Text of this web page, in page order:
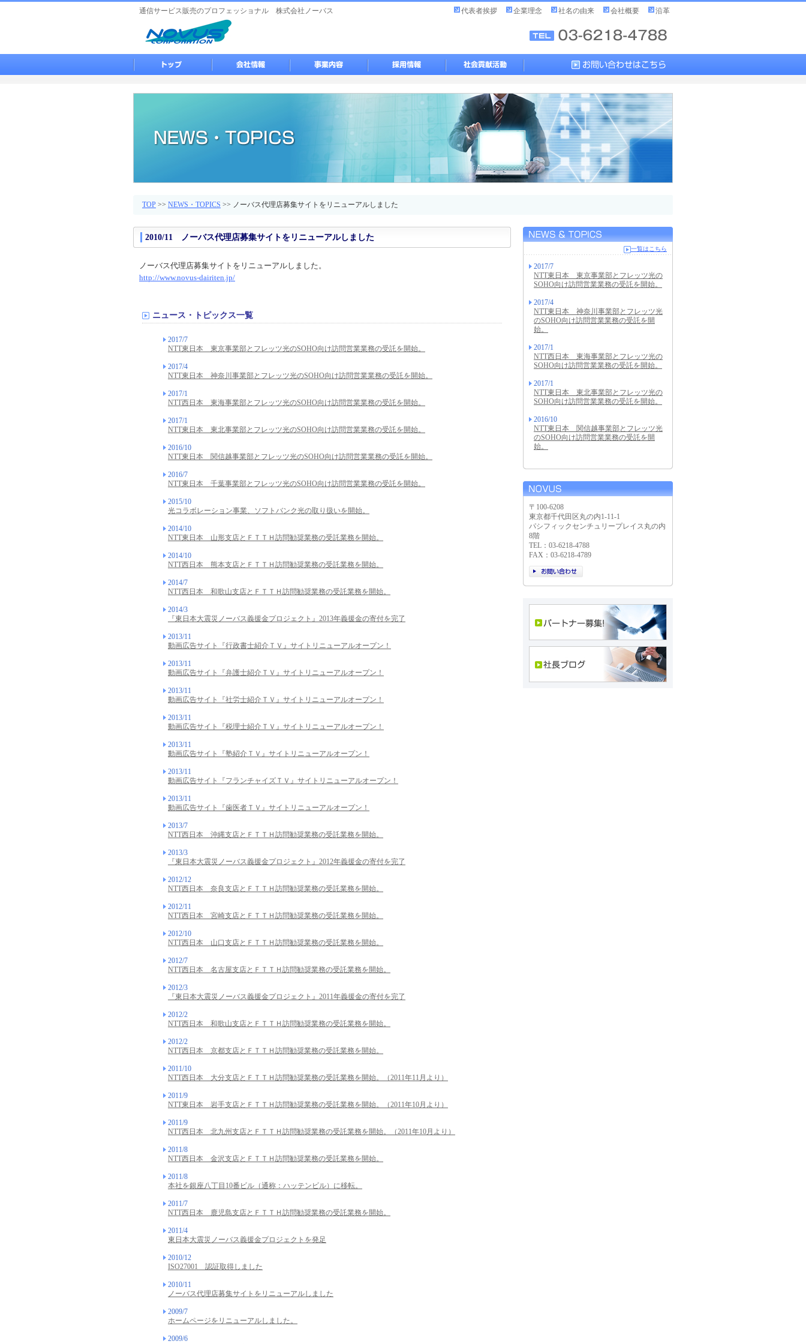
通信サービス販売のプロフェッショナル 株式会社ノーバス 代表者挨拶 企業理念 社名の由来 会社概要 沿革
TOP >> NEWS・TOPICS >> ノーバス代理店募集サイトをリニューアルしました
2010/11 ノーバス代理店募集サイトをリニューアルしました
ノーバス代理店募集サイトをリニューアルしました。
http://www.novus-dairiten.jp/
ニュース・トピックス一覧
2017/7
NTT東日本 東京事業部とフレッツ光のSOHO向け訪問営業業務の受託を開始。
2017/4
NTT東日本 神奈川事業部とフレッツ光のSOHO向け訪問営業業務の受託を開始。
2017/1
NTT西日本 東海事業部とフレッツ光のSOHO向け訪問営業業務の受託を開始。
2017/1
NTT東日本 東北事業部とフレッツ光のSOHO向け訪問営業業務の受託を開始。
2016/10
NTT東日本 関信越事業部とフレッツ光のSOHO向け訪問営業業務の受託を開始。
2016/7
NTT東日本 千葉事業部とフレッツ光のSOHO向け訪問営業業務の受託を開始。
2015/10
光コラボレーション事業、ソフトバンク光の取り扱いを開始。
2014/10
NTT東日本 山形支店とＦＴＴＨ訪問勧奨業務の受託業務を開始。
2014/10
NTT西日本 熊本支店とＦＴＴＨ訪問勧奨業務の受託業務を開始。
2014/7
NTT西日本 和歌山支店とＦＴＴＨ訪問勧奨業務の受託業務を開始。
2014/3
『東日本大震災ノーバス義援金プロジェクト』2013年義援金の寄付を完了
2013/11
動画広告サイト『行政書士紹介ＴＶ』サイトリニューアルオープン！
2013/11
動画広告サイト『弁護士紹介ＴＶ』サイトリニューアルオープン！
2013/11
動画広告サイト『社労士紹介ＴＶ』サイトリニューアルオープン！
2013/11
動画広告サイト『税理士紹介ＴＶ』サイトリニューアルオープン！
2013/11
動画広告サイト『塾紹介ＴＶ』サイトリニューアルオープン！
2013/11
動画広告サイト『フランチャイズＴＶ』サイトリニューアルオープン！
2013/11
動画広告サイト『歯医者ＴＶ』サイトリニューアルオープン！
2013/7
NTT西日本 沖縄支店とＦＴＴＨ訪問勧奨業務の受託業務を開始。
2013/3
『東日本大震災ノーバス義援金プロジェクト』2012年義援金の寄付を完了
2012/12
NTT西日本 奈良支店とＦＴＴＨ訪問勧奨業務の受託業務を開始。
2012/11
NTT西日本 宮崎支店とＦＴＴＨ訪問勧奨業務の受託業務を開始。
2012/10
NTT西日本 山口支店とＦＴＴＨ訪問勧奨業務の受託業務を開始。
2012/7
NTT西日本 名古屋支店とＦＴＴＨ訪問勧奨業務の受託業務を開始。
2012/3
『東日本大震災ノーバス義援金プロジェクト』2011年義援金の寄付を完了
2012/2
NTT西日本 和歌山支店とＦＴＴＨ訪問勧奨業務の受託業務を開始。
2012/2
NTT西日本 京都支店とＦＴＴＨ訪問勧奨業務の受託業務を開始。
2011/10
NTT西日本 大分支店とＦＴＴＨ訪問勧奨業務の受託業務を開始。（2011年11月より）
2011/9
NTT東日本 岩手支店とＦＴＴＨ訪問勧奨業務の受託業務を開始。（2011年10月より）
2011/9
NTT西日本 北九州支店とＦＴＴＨ訪問勧奨業務の受託業務を開始。（2011年10月より）
2011/8
NTT西日本 金沢支店とＦＴＴＨ訪問勧奨業務の受託業務を開始。
2011/8
本社を銀座八丁目10番ビル（通称：ハッテンビル）に移転。
2011/7
NTT西日本 鹿児島支店とＦＴＴＨ訪問勧奨業務の受託業務を開始。
2011/4
東日本大震災ノーバス義援金プロジェクトを発足
2010/12
ISO27001 認証取得しました
2010/11
ノーバス代理店募集サイトをリニューアルしました
2009/7
ホームページをリニューアルしました。
2009/6
一覧はこちら
2017/7
NTT東日本 東京事業部とフレッツ光の
SOHO向け訪問営業業務の受託を開始。
2017/4
NTT東日本 神奈川事業部とフレッツ光
のSOHO向け訪問営業業務の受託を開
始。
2017/1
NTT西日本 東海事業部とフレッツ光の
SOHO向け訪問営業業務の受託を開始。
2017/1
NTT東日本 東北事業部とフレッツ光の
SOHO向け訪問営業業務の受託を開始。
2016/10
NTT東日本 関信越事業部とフレッツ光
のSOHO向け訪問営業業務の受託を開
始。
〒100-6208
東京都千代田区丸の内1-11-1
パシフィックセンチュリープレイス丸の内
8階
TEL：03-6218-4788
FAX：03-6218-4789